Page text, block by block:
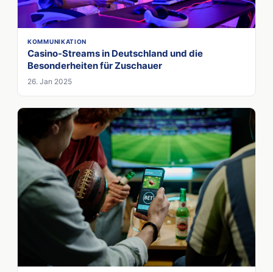
KOMMUNIKATION
Casino-Streams in Deutschland und die
Besonderheiten für Zuschauer
26. Jan 2025